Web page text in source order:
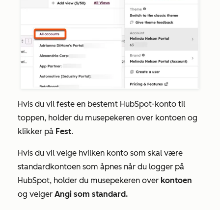
Hvis du vil feste en bestemt HubSpot-konto til
toppen, holder du musepekeren over kontoen og
klikker på Fest.
Hvis du vil velge hvilken konto som skal være
standardkontoen som åpnes når du logger på
HubSpot, holder du musepekeren over kontoen
og velger Angi som standard.